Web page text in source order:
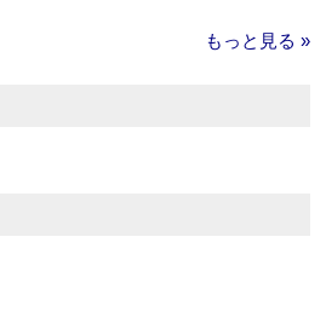
もっと見る »